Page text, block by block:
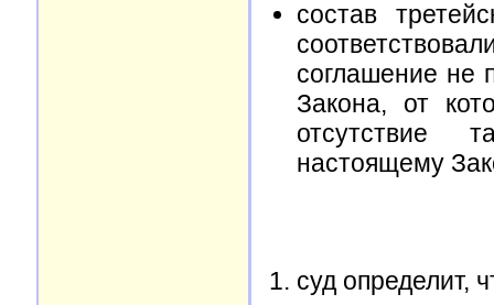
состав
соглашение не
Закона, от
отсутствие
настоящему
суд определит,